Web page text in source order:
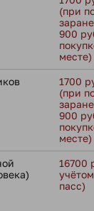
(при
900
месте)
1700
(при
900
месте)
16700
пасс)